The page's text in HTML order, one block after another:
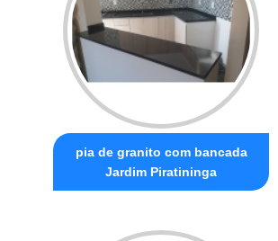
pia de granito com bancada
Jardim Piratininga